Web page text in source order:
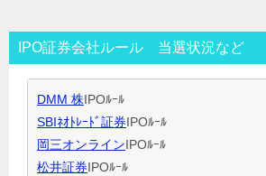
IPO当選のコツ（無理なく継続）
IPO閑散期、空白期間の過ごし方
IPO証券会社ルール 当選状況など
DMM 株IPOﾙｰﾙ
SBIﾈｵﾄﾚｰﾄﾞ証券IPOﾙｰﾙ
岡三オンラインIPOﾙｰﾙ
松井証券IPOﾙｰﾙ